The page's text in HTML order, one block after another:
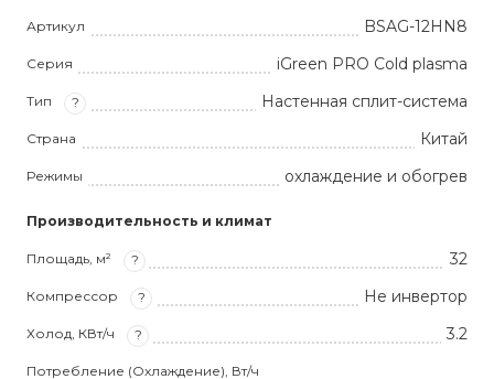
Артикул BSAG-12HN8
Серия iGreen PRO Cold plasma
Тип ? Настенная сплит-система
Страна Китай
Режимы охлаждение и обогрев
Производительность и климат
Площадь, м² ? 32
Компрессор ? Не инвертор
Холод, КВт/ч ? 3.2
Потребление (Охлаждение), Вт/ч